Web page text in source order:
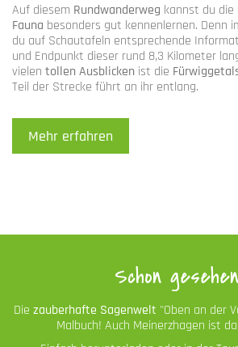
Auf diesem Rundwanderweg kannst du die
Fauna besonders gut kennenlernen. Denn
du auf Schautafeln entsprechende
und Endpunkt dieser rund 8,3 Kilometer
vielen tollen Ausblicken ist die
Teil der Strecke führt an ihr entlang.
Mehr erfahren
Schon
Die zauberhafte Sagenwelt "Oben an der
Malbuch! Auch Meinerzhagen ist